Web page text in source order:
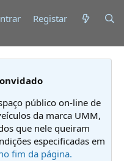
Registar
público on-line de
da marca UMM,
que nele queiram
especificadas em
fim da página.